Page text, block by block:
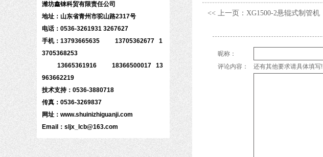
潍坊鑫铼科贸有限责任公司
地址：山东省青州市驼山路2317号
电话：0536-3261931 3267627
手机：13793665635 13705362677 1
3705368253
13665361916 18366500017 13
963662219
技术支持：0536-3880718
传真：0536-3269837
网址：www.shuinizhiguanji.com
Email：sljx_lcb@163.com
<< 上一页： XG1500-2悬辊式制管机
昵称：
评论内容：
还有其他要求请具体填写!